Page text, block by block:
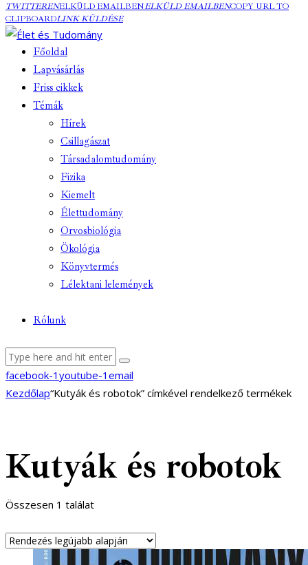
TWITTERENELKÜLD EMAILBENELKÜLD EMAILBENCOPY URL TO
CLIPBOARDLINK KÜLDÉSE
Főoldal
Lapvásárlás
Friss cikkek
Témák
Hírek
Csillagászat
Társadalomtudomány
Fizika
Kiemelt
Élettudomány
Orvosbiológia
Ökológia
Könyvtermés
Lélektani lelemények
Rólunk
facebook-1 youtube-1 email
Kezdőlap“Kutyák és robotok” címkével rendelkező termékek
Kutyák és robotok
Összesen 1 találat